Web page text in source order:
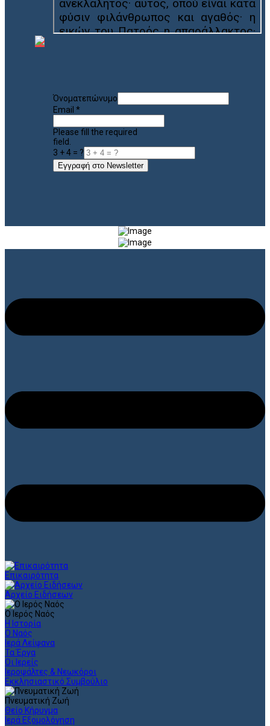
Όνοματεπώνυμο
Email *
Please fill the required
field.
3 + 4 = ?
Εγγραφή στο Newsletter
Επικαιρότητα
Αρχείο Ειδήσεων
Ο Ιερός Ναός
Η Ιστορία
Ο Ναός
Ιερά Λείψανα
Τα Έργα
Οι Ιερείς
Ιεροψάλτες & Νεωκόροι
Εκκλησιαστικό Συμβούλιο
Πνευματική Ζωή
Θείο Κήρυγμα
Ιερά Εξομολόγηση